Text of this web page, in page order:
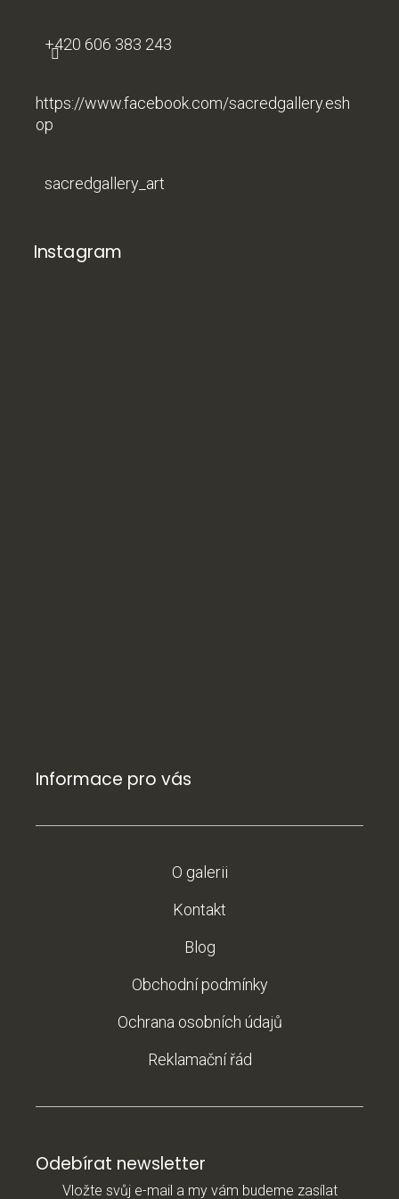
+420 606 383 243
https://www.facebook.com/sacredgallery.esh
op
sacredgallery_art
Instagram
Informace pro vás
O galerii
Kontakt
Blog
Obchodní podmínky
Ochrana osobních údajů
Reklamační řád
Odebírat newsletter
Vložte svůj e-mail a my vám budeme zasílat